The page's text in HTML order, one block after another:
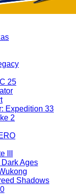
25
Expedition 33
2
III
Ages
Shadows